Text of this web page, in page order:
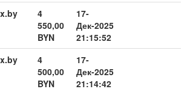
4
550,00
BYN
17-
Дек-2025
21:15:52
4
500,00
BYN
17-
Дек-2025
21:14:42